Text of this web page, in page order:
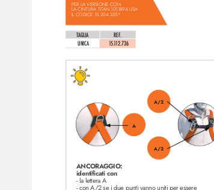
PER LA VERSIONE CON
LA CINTURA TITAN 1011894 USA
IL CODICE 15.204.335*
TAGLIA REF.
UNICA
15.112.736
ANCORAGGIO:
identificati con
- la lettera A
- con A/2 se i due punti vanno uniti per essere
A
A/2
A/2